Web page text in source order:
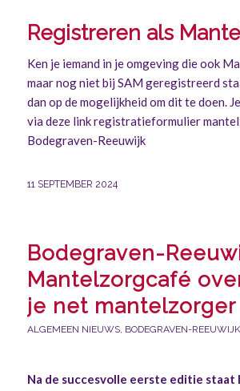
Registreren als
Ken je iemand in je omgeving die ook
maar nog niet bij SAM geregistreerd
dan op de mogelijkheid om dit te doen.
via deze linkregistratieformulier
Bodegraven-Reeuwijk
11 SEPTEMBER 2024
Bodegraven-
Mantelzorgcafé
je net mantelzorger
ALGEMEEN NIEUWS, BODEGRAVEN-REEUWIJK
Na de succesvolle eerste editie staat